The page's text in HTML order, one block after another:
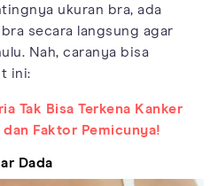
ukuran bra, ada
secara langsung agar
Nah, caranya bisa
ini:
Tak Bisa Terkena Kanker
dan Faktor Pemicunya!
Dada